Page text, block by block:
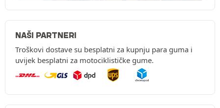
NAŠI PARTNERI
Troškovi dostave su besplatni za kupnju para guma i
uvijek besplatni za motociklističke gume.